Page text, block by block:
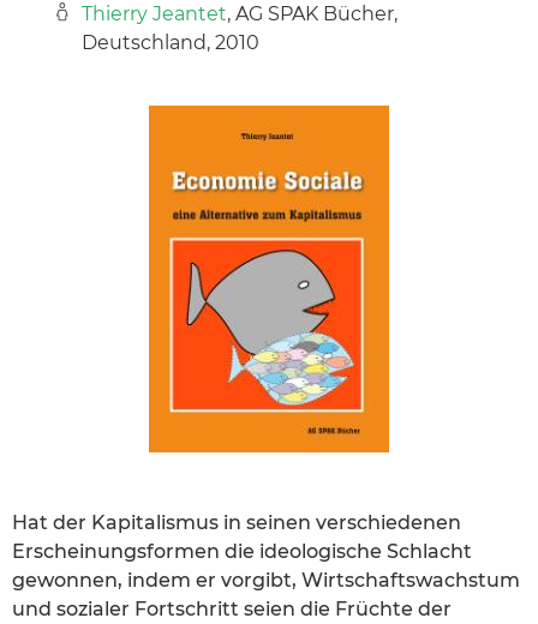
Thierry Jeantet, AG SPAK Bücher,
Deutschland, 2010
Hat der Kapitalismus in seinen verschiedenen
Erscheinungsformen die ideologische Schlacht
gewonnen, indem er vorgibt, Wirtschaftswachstum
und sozialer Fortschritt seien die Früchte der